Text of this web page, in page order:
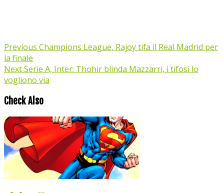
Previous Champions League, Rajoy tifa il Real Madrid per
la finale
NextSerie A, Inter: Thohir blinda Mazzarri, i tifosi lo
vogliono via
Check Also